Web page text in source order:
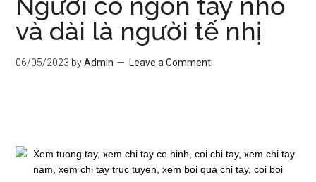
và dài là người tế nhị
06/05/2023 byAdmin Leave a Comment